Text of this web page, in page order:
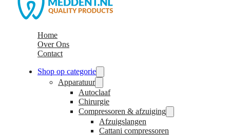
Home
Over Ons
Contact
Shop op categorie
Apparatuur
Autoclaaf
Chirurgie
Compressoren & afzuiging
Afzuigslangen
Cattani compressoren